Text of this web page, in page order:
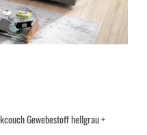
Gewebestoff hellgrau +